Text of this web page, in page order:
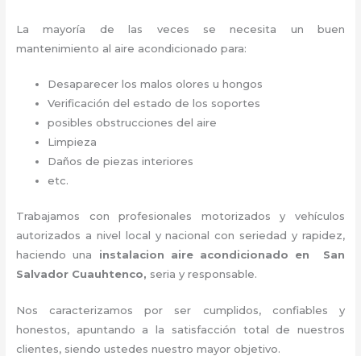
La mayoría de las veces se necesita un buen
mantenimiento al aire acondicionado para:
Desaparecer los malos olores u hongos
Verificación del estado de los soportes
posibles obstrucciones del aire
Limpieza
Daños de piezas interiores
etc.
Trabajamos con profesionales motorizados y vehículos
autorizados a nivel local y nacional con seriedad y rapidez,
haciendo una instalacion aire acondicionado en San
Salvador Cuauhtenco, seria y responsable.
Nos caracterizamos por ser cumplidos, confiables y
honestos, apuntando a la satisfacción total de nuestros
clientes, siendo ustedes nuestro mayor objetivo.